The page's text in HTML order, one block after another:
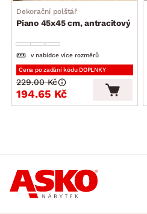
Dekorační polštář
Piano 45x45 cm, antracitový
v nabídce více rozměrů
Cena po zadání kódu DOPLNKY
194.65 Kč
229.00 Kč